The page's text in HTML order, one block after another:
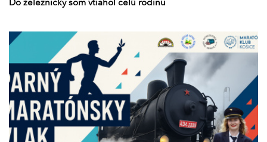
Do železničky som vtiahol celú rodinu